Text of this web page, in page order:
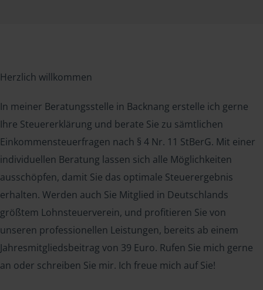
Herzlich willkommen
In meiner Beratungsstelle in Backnang erstelle ich gerne
Ihre Steuererklärung und berate Sie zu sämtlichen
Einkommensteuerfragen nach § 4 Nr. 11 StBerG. Mit einer
individuellen Beratung lassen sich alle Möglichkeiten
ausschöpfen, damit Sie das optimale Steuerergebnis
erhalten. Werden auch Sie Mitglied in Deutschlands
größtem Lohnsteuerverein, und profitieren Sie von
unseren professionellen Leistungen, bereits ab einem
Jahresmitgliedsbeitrag von 39 Euro. Rufen Sie mich gerne
an oder schreiben Sie mir. Ich freue mich auf Sie!